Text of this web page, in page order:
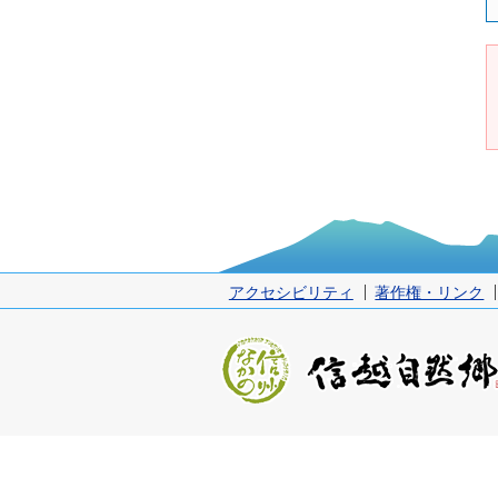
アクセシビリティ 著作権・リンク